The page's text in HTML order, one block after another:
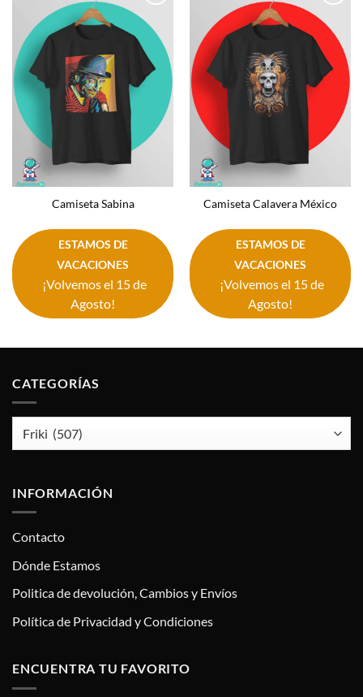
Añadir
a la
lista de
deseos
Camiseta Sabina
ESTAMOS DE
VACACIONES
¡Volvemos el 15 de
Agosto!
Añadir
a la
lista de
deseos
Camiseta Calavera México
ESTAMOS DE
VACACIONES
¡Volvemos el 15 de
Agosto!
CATEGORÍAS
INFORMACIÓN
Contacto
Dónde Estamos
Politica de devolución, Cambios y Envíos
Política de Privacidad y Condiciones
ENCUENTRA TU FAVORITO